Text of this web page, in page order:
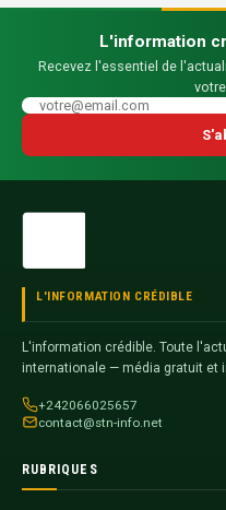
L'information
Recevez l'essentiel de
L'INFORMATION CRÉDIBLE
L'information crédible. Toute
internationale — média gratuit et
+242066025657
contact@stn-info.net
RUBRIQUES